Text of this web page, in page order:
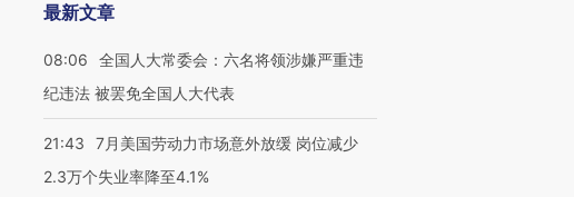
最新文章
08:06
全国人大常委会：六名将领涉嫌严重违
纪违法 被罢免全国人大代表
21:43
7月美国劳动力市场意外放缓 岗位减少
2.3万个失业率降至4.1%